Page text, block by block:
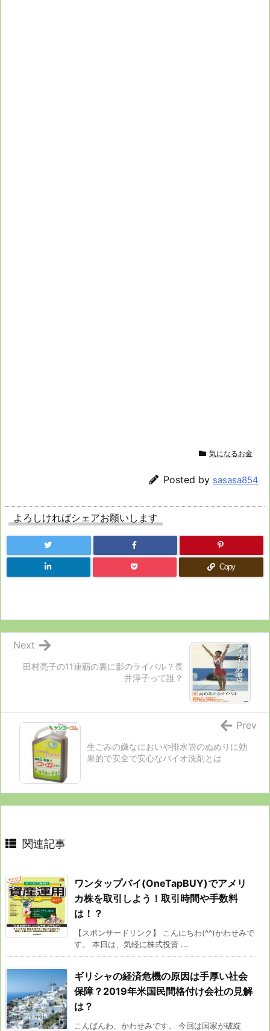
気になるお金
Posted by sasasa854
よろしければシェアお願いします
Copy
田村亮子の11連覇の裏に影のライバル？長
井淳子って誰？
Next
生ごみの嫌なにおいや排水管のぬめりに効
果的で安全で安心なバイオ洗剤とは
Prev
関連記事
ワンタップバイ(OneTapBUY)でアメリ
カ株を取引しよう！取引時間や手数料
は！？
【スポンサードリンク】 こんにちわ(^^)かわせみで
す。 本日は、気軽に株式投資 ...
ギリシャの経済危機の原因は手厚い社会
保障？2019年米国民間格付け会社の見解
は？
こんばんわ、かわせみです。 今回は国家が破綻